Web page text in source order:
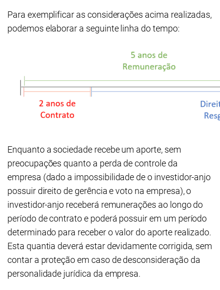
Para exemplificar as considerações acima realizadas,
podemos elaborar a seguinte linha do tempo:
Enquanto a sociedade recebe um aporte, sem
preocupações quanto a perda de controle da
empresa (dado a impossibilidade de o investidor-anjo
possuir direito de gerência e voto na empresa), o
investidor-anjo receberá remunerações ao longo do
período de contrato e poderá possuir em um período
determinado para receber o valor do aporte realizado.
Esta quantia deverá estar devidamente corrigida, sem
contar a proteção em caso de desconsideração da
personalidade jurídica da empresa.